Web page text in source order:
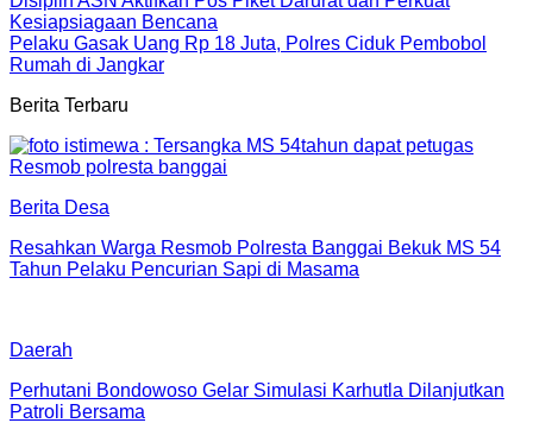
Kesiapsiagaan Bencana
Pelaku Gasak Uang Rp 18 Juta, Polres Ciduk Pembobol
Rumah di Jangkar
Berita Terbaru
Berita Desa
Resahkan Warga Resmob Polresta Banggai Bekuk MS 54
Tahun Pelaku Pencurian Sapi di Masama
Daerah
Perhutani Bondowoso Gelar Simulasi Karhutla Dilanjutkan
Patroli Bersama